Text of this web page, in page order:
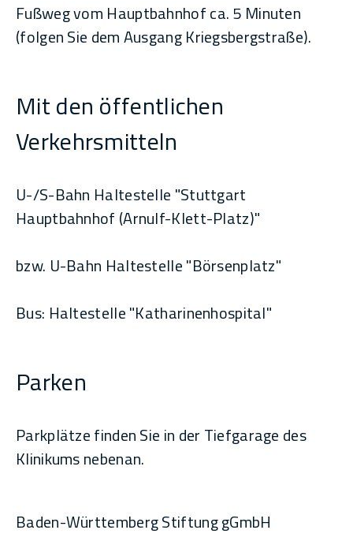
Fußweg vom Hauptbahnhof ca. 5 Minuten
(folgen Sie dem Ausgang Kriegsbergstraße).
Mit den öffentlichen
Verkehrsmitteln
U-/S-Bahn Haltestelle "Stuttgart
Hauptbahnhof (Arnulf-Klett-Platz)"
bzw. U-Bahn Haltestelle "Börsenplatz"
Bus: Haltestelle "Katharinenhospital"
Parken
Parkplätze finden Sie in der Tiefgarage des
Klinikums nebenan.
Baden-Württemberg Stiftung gGmbH